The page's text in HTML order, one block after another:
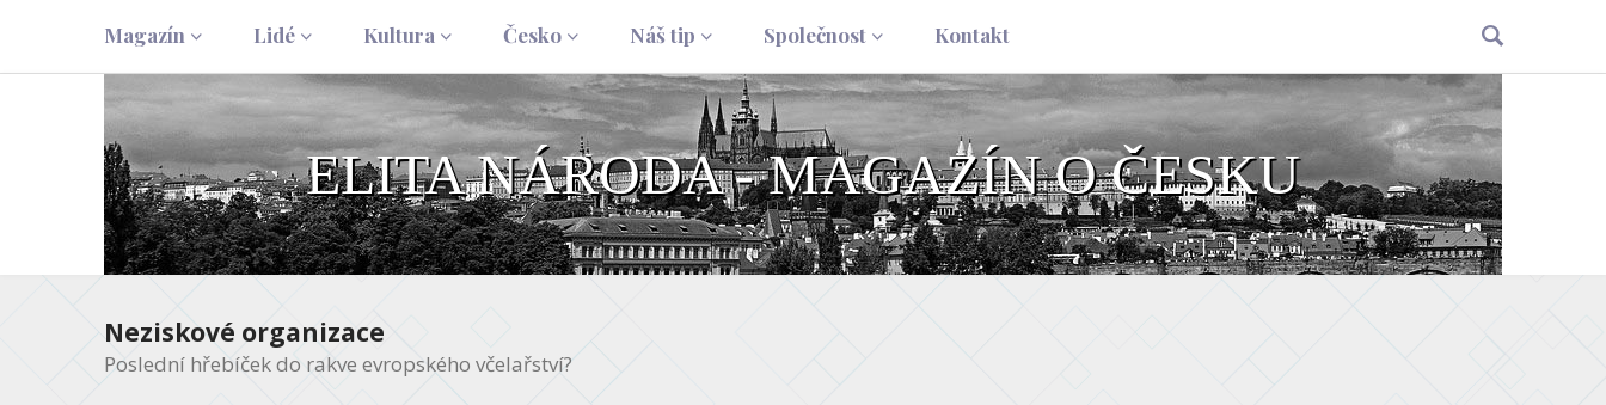
Magazín Lidé Kultura Česko Náš tip Společnost Kontakt
ELITA NÁRODA - MAGAZÍN O ČESKU
Neziskové organizace
Poslední hřebíček do rakve evropského včelařství?